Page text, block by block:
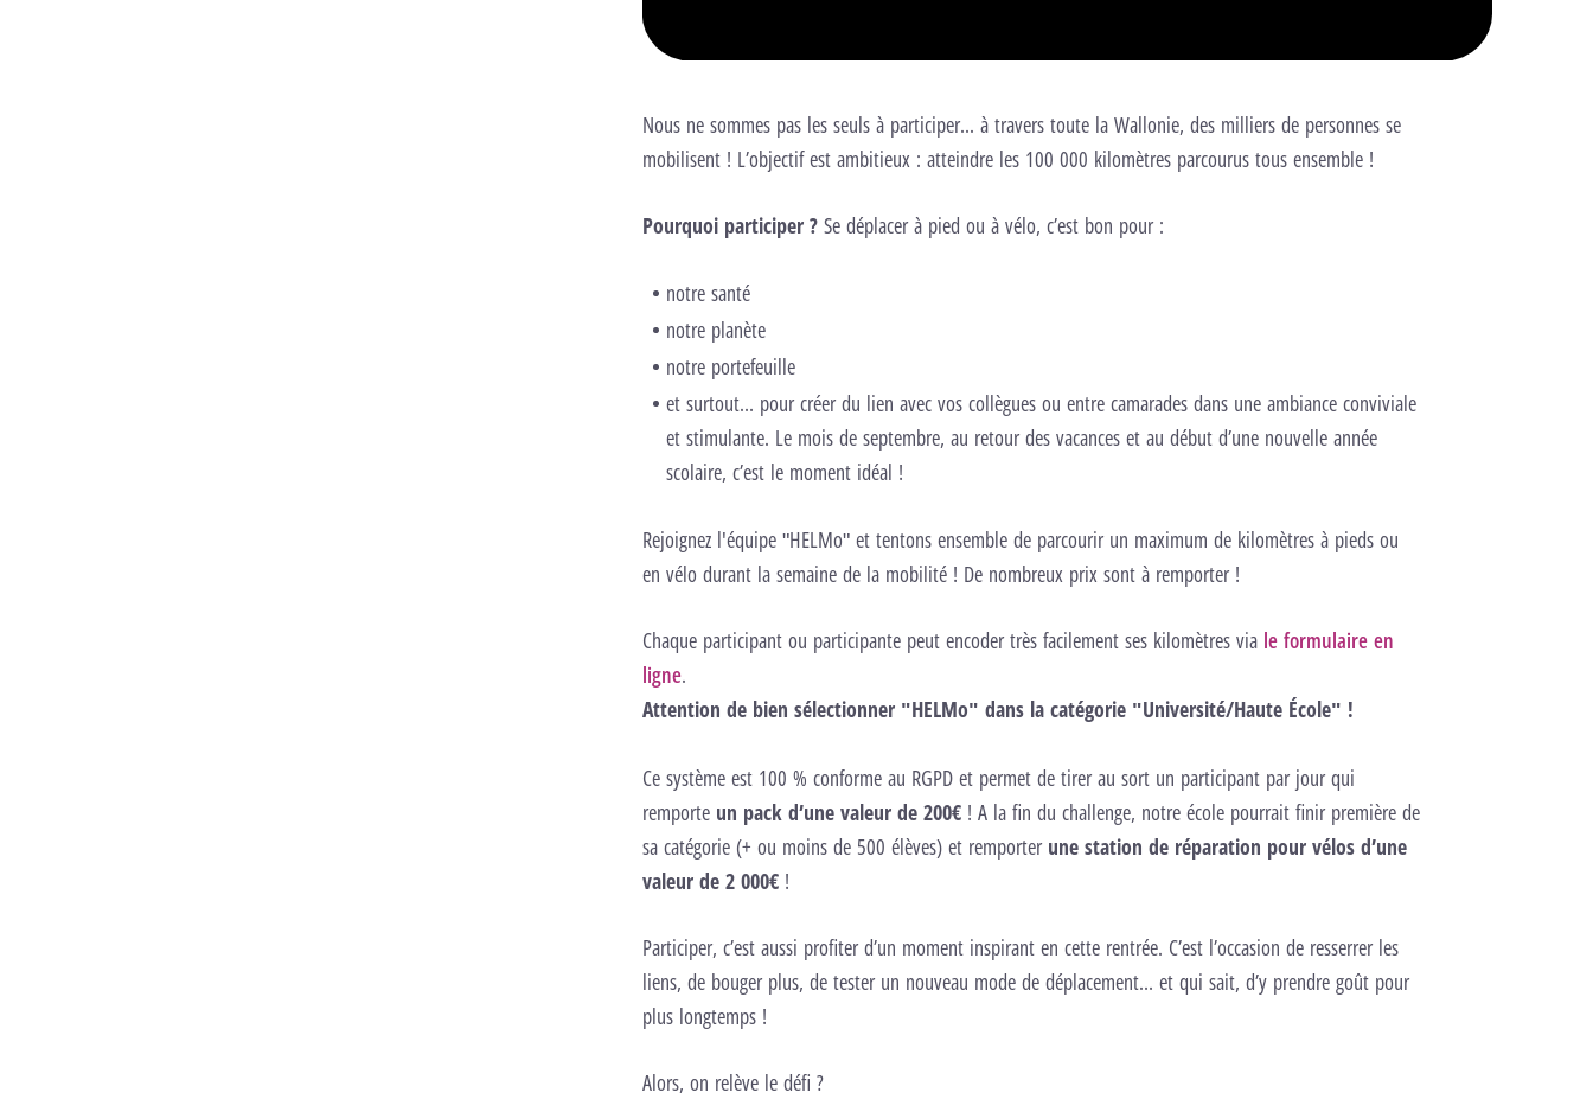
Nous ne sommes pas les seuls à participer... à travers toute la Wallonie, des milliers de personnes se
mobilisent ! L’objectif est ambitieux : atteindre les 100 000 kilomètres parcourus tous ensemble !
Pourquoi participer ? Se déplacer à pied ou à vélo, c’est bon pour :
notre santé
notre planète
notre portefeuille
et surtout… pour créer du lien avec vos collègues ou entre camarades dans une ambiance conviviale
et stimulante. Le mois de septembre, au retour des vacances et au début d’une nouvelle année
scolaire, c’est le moment idéal !
Rejoignez l'équipe "HELMo" et tentons ensemble de parcourir un maximum de kilomètres à pieds ou
en vélo durant la semaine de la mobilité ! De nombreux prix sont à remporter !
Chaque participant ou participante peut encoder très facilement ses kilomètres via le formulaire en
ligne.
Attention de bien sélectionner "HELMo" dans la catégorie "Université/Haute École" !
Ce système est 100 % conforme au RGPD et permet de tirer au sort un participant par jour qui
remporte un pack d’une valeur de 200€! A la fin du challenge, notre école pourrait finir première de
sa catégorie (+ ou moins de 500 élèves) et remporter une station de réparation pour vélos d’une
valeur de 2 000€!
Participer, c’est aussi profiter d’un moment inspirant en cette rentrée. C’est l’occasion de resserrer les
liens, de bouger plus, de tester un nouveau mode de déplacement… et qui sait, d’y prendre goût pour
plus longtemps !
Alors, on relève le défi ?